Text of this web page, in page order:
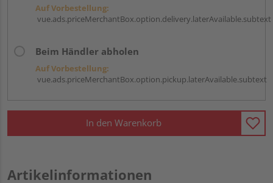
Auf Vorbestellung:
vue.ads.priceMerchantBox.option.delivery.laterAvailable.subtext
Beim Händler abholen
Auf Vorbestellung:
vue.ads.priceMerchantBox.option.pickup.laterAvailable.subtext
In den Warenkorb
Artikelinformationen